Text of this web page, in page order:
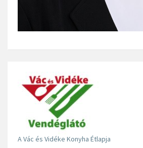
A Vác és Vidéke Konyha Étlapja